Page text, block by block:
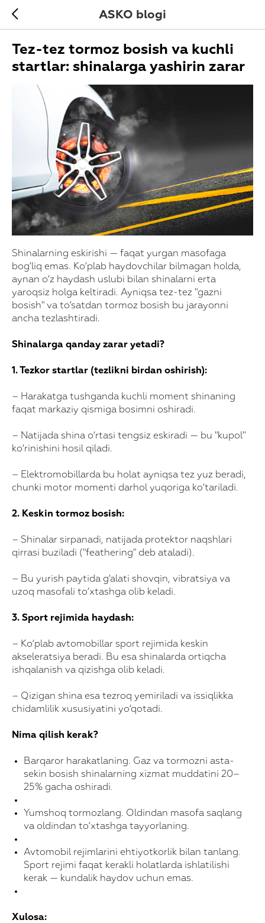
ASKO blogi
Tez-tez tormoz bosish va kuchli
startlar: shinalarga yashirin zarar
Shinalarning eskirishi — faqat yurgan masofaga
bog‘liq emas. Ko‘plab haydovchilar bilmagan holda,
aynan o‘z haydash uslubi bilan shinalarni erta
yaroqsiz holga keltiradi. Ayniqsa tez-tez "gazni
bosish" va to‘satdan tormoz bosish bu jarayonni
ancha tezlashtiradi.
Shinalarga qanday zarar yetadi?
1. Tezkor startlar (tezlikni birdan oshirish):
– Harakatga tushganda kuchli moment shinaning
faqat markaziy qismiga bosimni oshiradi.
– Natijada shina o‘rtasi tengsiz eskiradi — bu "kupol"
ko‘rinishini hosil qiladi.
– Elektromobillarda bu holat ayniqsa tez yuz beradi,
chunki motor momenti darhol yuqoriga ko‘tariladi.
2. Keskin tormoz bosish:
– Shinalar sirpanadi, natijada protektor naqshlari
qirrasi buziladi ("feathering" deb ataladi).
– Bu yurish paytida g‘alati shovqin, vibratsiya va
uzoq masofali to‘xtashga olib keladi.
3. Sport rejimida haydash:
– Ko‘plab avtomobillar sport rejimida keskin
akseleratsiya beradi. Bu esa shinalarda ortiqcha
ishqalanish va qizishga olib keladi.
– Qizigan shina esa tezroq yemiriladi va issiqlikka
chidamlilik xususiyatini yo‘qotadi.
Nima qilish kerak?
Barqaror harakatlaning. Gaz va tormozni asta-
sekin bosish shinalarning xizmat muddatini 20–
25% gacha oshiradi.
Yumshoq tormozlang. Oldindan masofa saqlang
va oldindan to‘xtashga tayyorlaning.
Avtomobil rejimlarini ehtiyotkorlik bilan tanlang.
Sport rejimi faqat kerakli holatlarda ishlatilishi
kerak — kundalik haydov uchun emas.
Xulosa: